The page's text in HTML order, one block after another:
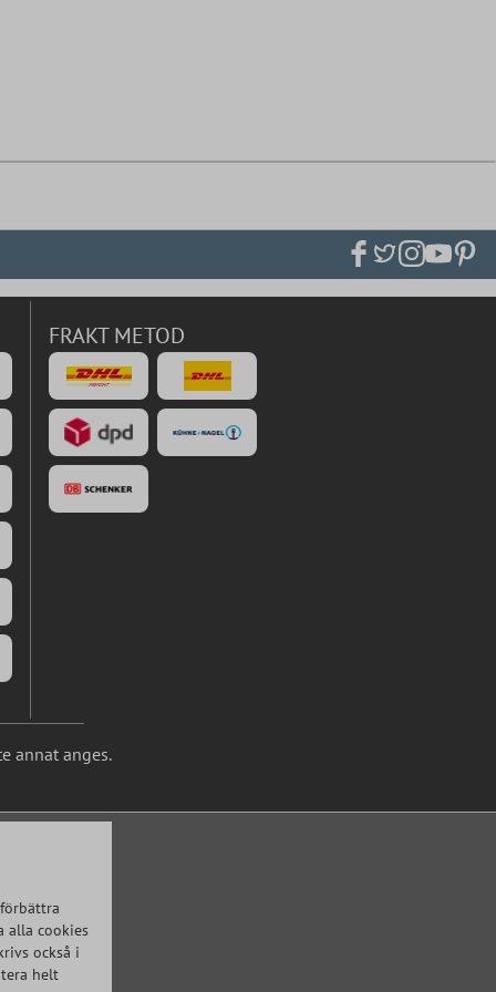
FRAKT METOD
annat anges.
alla cookies
också i
helt